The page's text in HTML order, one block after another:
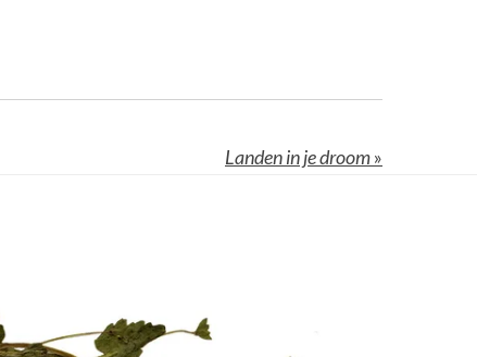
Landen in je droom»